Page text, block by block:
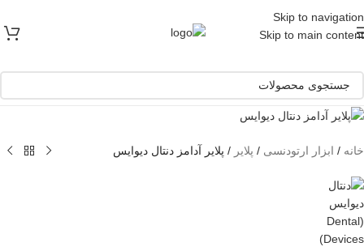
Skip to navigation
Skip to main content
خانه / ابزار ارتودنسی / پلایر / پلایر آدامز دنتال دیوایس